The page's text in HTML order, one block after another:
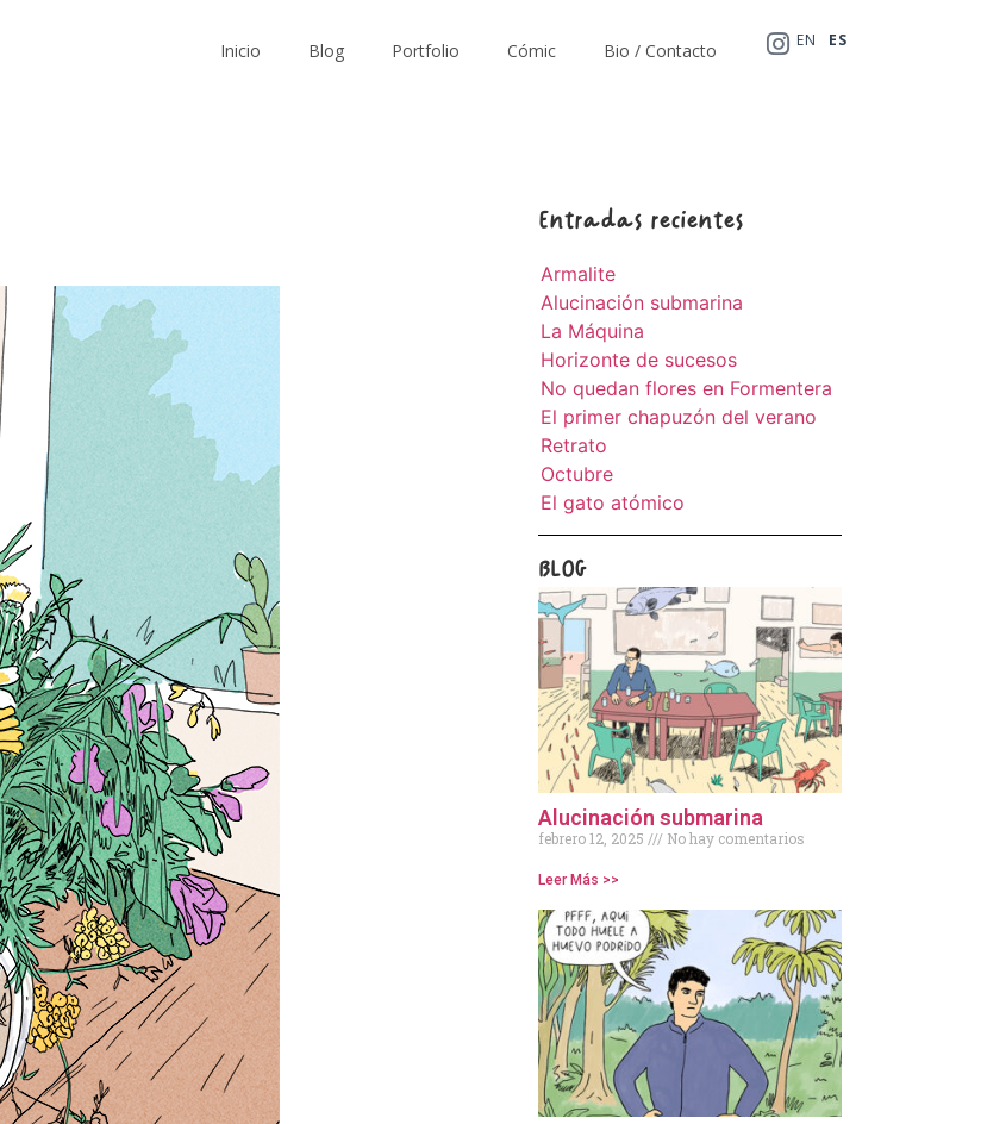
EN ES
Inicio Blog Portfolio Cómic Bio / Contacto
Entradas recientes
Armalite
Alucinación submarina
La Máquina
Horizonte de sucesos
No quedan flores en Formentera
El primer chapuzón del verano
Retrato
Octubre
El gato atómico
BLOG
Alucinación submarina
febrero 12, 2025 No hay comentarios
Leer Más >>